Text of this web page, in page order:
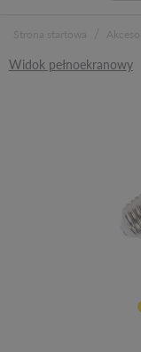
Widok pełnoekranowy